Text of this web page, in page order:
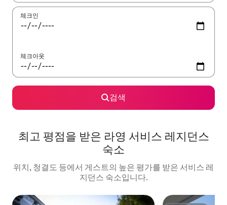
체크인
체크아웃
검색
최고 평점을 받은 라영 서비스 레지던스
숙소
위치, 청결도 등에서 게스트의 높은 평가를 받은 서비스 레
지던스 숙소입니다.